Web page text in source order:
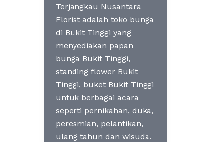
Terjangkau Nusantara
Florist adalah toko bunga
di Bukit Tinggi yang
menyediakan papan
bunga Bukit Tinggi,
standing flower Bukit
Tinggi, buket Bukit Tinggi
untuk berbagai acara
seperti pernikahan, duka,
peresmian, pelantikan,
ulang tahun dan wisuda.